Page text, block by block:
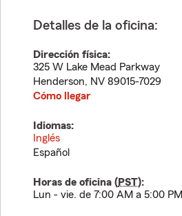
Detalles de la oficina:
Dirección física:
325 W Lake Mead Parkway
Henderson, NV 89015-7029
Cómo llegar
Idiomas:
Inglés
Español
Horas de oficina (PST):
Lun - vie. de 7:00 AM a 5:00 PM